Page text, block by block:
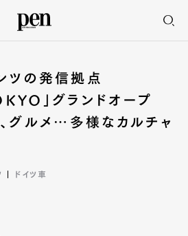
ツの発信拠点
」グランドオープ
、グルメ…多様なカルチャ
ドイツ車